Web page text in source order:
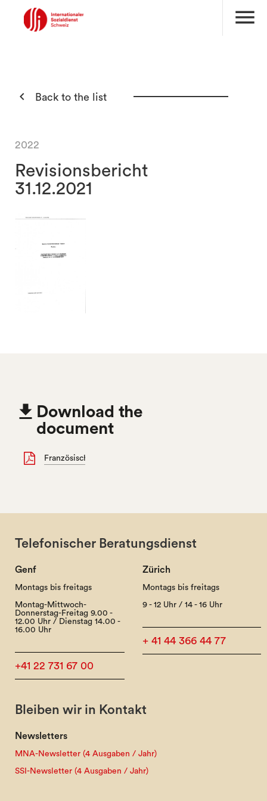
menu
 Back to the list
2022
Revisionsbericht
31.12.2021
 Download the
document
Französisch
Telefonischer Beratungsdienst
Genf
Montags bis freitags
Montag-Mittwoch-
Donnerstag-Freitag 9.00 -
12.00 Uhr / Dienstag 14.00 -
16.00 Uhr
+41 22 731 67 00
Zürich
Montags bis freitags
9 - 12 Uhr / 14 - 16 Uhr
+ 41 44 366 44 77
Bleiben wir in Kontakt
Newsletters
MNA-Newsletter (4 Ausgaben / Jahr)
SSI-Newsletter (4 Ausgaben / Jahr)